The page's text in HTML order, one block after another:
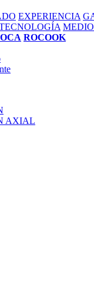
EXPERIENCIA
ROCOOK
AXIAL